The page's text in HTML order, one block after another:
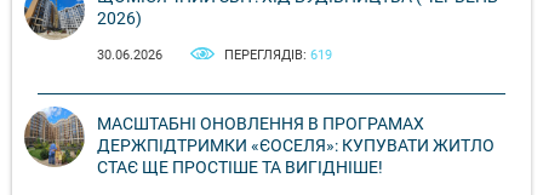
2026)
30.06.2026 ПЕРЕГЛЯДІВ: 619
МАСШТАБНІ ОНОВЛЕННЯ В ПРОГРАМАХ
ДЕРЖПІДТРИМКИ «ЄОСЕЛЯ»: КУПУВАТИ ЖИТЛО
СТАЄ ЩЕ ПРОСТІШЕ ТА ВИГІДНІШЕ!